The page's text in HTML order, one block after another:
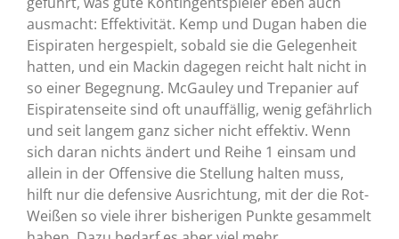
ausmacht: Effektivität. Kemp und Dugan haben die
Eispiraten hergespielt, sobald sie die Gelegenheit
hatten, und ein Mackin dagegen reicht halt nicht in
so einer Begegnung. McGauley und Trepanier auf
Eispiratenseite sind oft unauffällig, wenig gefährlich
und seit langem ganz sicher nicht effektiv. Wenn
sich daran nichts ändert und Reihe 1 einsam und
allein in der Offensive die Stellung halten muss,
hilft nur die defensive Ausrichtung, mit der die Rot-
Weißen so viele ihrer bisherigen Punkte gesammelt